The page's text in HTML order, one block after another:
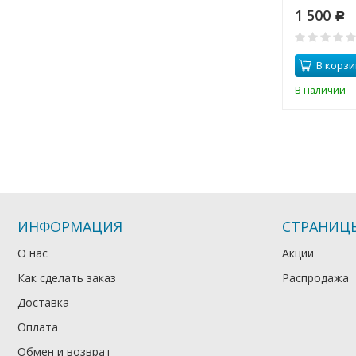
1 500 Р
В
В наличии
ИНФОРМАЦИЯ
О нас
Как сделать заказ
Доставка
Оплата
Обмен и возврат
Акции
Распродажа